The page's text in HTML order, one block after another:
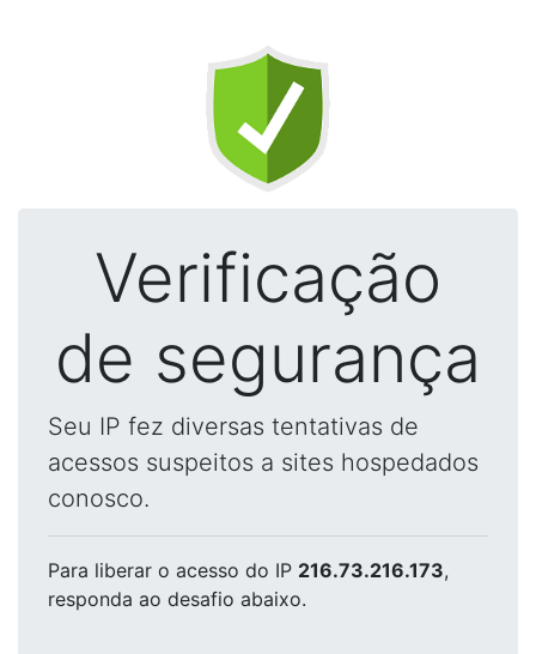
Verificação
de segurança
Seu IP fez diversas tentativas de
acessos suspeitos a sites hospedados
conosco.
Para liberar o acesso do IP 216.73.216.173,
responda ao desafio abaixo.